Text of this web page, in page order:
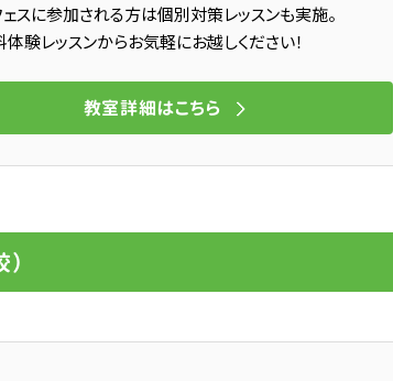
スに参加される方は個別対策レッスンも実施。
験レッスンからお気軽にお越しください！
教室詳細はこちら